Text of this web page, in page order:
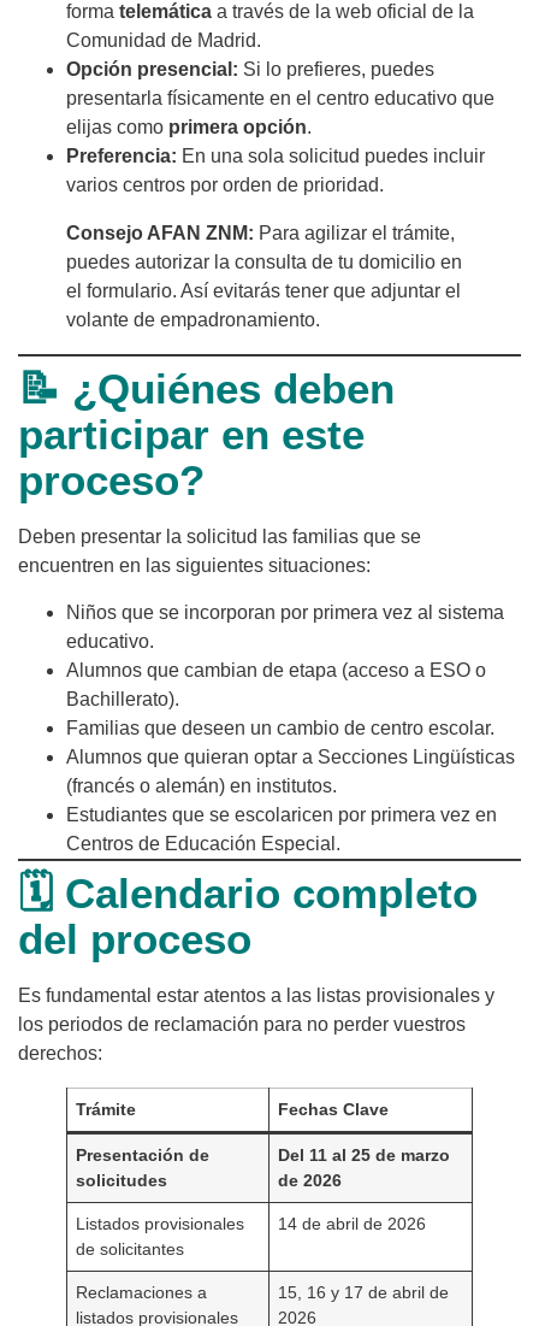
forma telemática a través de la web oficial de la
Comunidad de Madrid.
Opción presencial: Si lo prefieres, puedes
presentarla físicamente en el centro educativo que
elijas como primera opción.
Preferencia: En una sola solicitud puedes incluir
varios centros por orden de prioridad.
Consejo AFAN ZNM: Para agilizar el trámite,
puedes autorizar la consulta de tu domicilio en
el formulario. Así evitarás tener que adjuntar el
volante de empadronamiento.
📝 ¿Quiénes deben
participar en este
proceso?
Deben presentar la solicitud las familias que se
encuentren en las siguientes situaciones:
Niños que se incorporan por primera vez al sistema
educativo.
Alumnos que cambian de etapa (acceso a ESO o
Bachillerato).
Familias que deseen un cambio de centro escolar.
Alumnos que quieran optar a Secciones Lingüísticas
(francés o alemán) en institutos.
Estudiantes que se escolaricen por primera vez en
Centros de Educación Especial.
🗓️ Calendario completo
del proceso
Es fundamental estar atentos a las listas provisionales y
los periodos de reclamación para no perder vuestros
derechos:
Trámite Fechas Clave
Presentación de
solicitudes
Del 11 al 25 de marzo
de 2026
Listados provisionales
de solicitantes
14 de abril de 2026
Reclamaciones a
listados provisionales
15, 16 y 17 de abril de
2026